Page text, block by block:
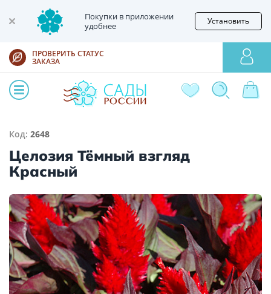
Покупки в приложении
удобнее
Установить
ПРОВЕРИТЬ СТАТУС
ЗАКАЗА
Код: 2648
Целозия Тёмный взгляд
Красный